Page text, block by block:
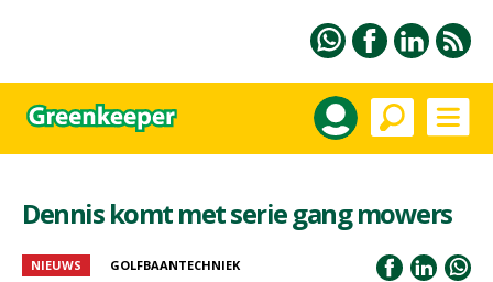
Dennis komt met serie gang mowers
NIEUWS GOLFBAANTECHNIEK